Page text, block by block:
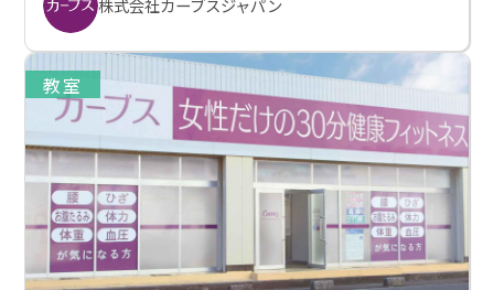
株式会社カーブスジャパン
教室